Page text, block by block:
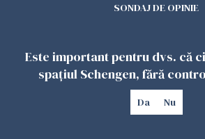
SONDAJ DE OPINIE
Este important pentru dvs. că
spațiul Schengen, fără
Da Nu